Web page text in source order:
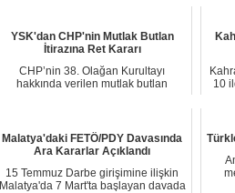
YSK'dan CHP'nin Mutlak Butlan
İtirazına Ret Kararı
CHP’nin 38. Olağan Kurultayı
hakkında verilen mutlak butlan
10
Malatya'daki FETÖ/PDY Davasında
Ara Kararlar Açıklandı
15 Temmuz Darbe girişimine ilişkin
Malatya'da 7 Mart'ta başlayan davada